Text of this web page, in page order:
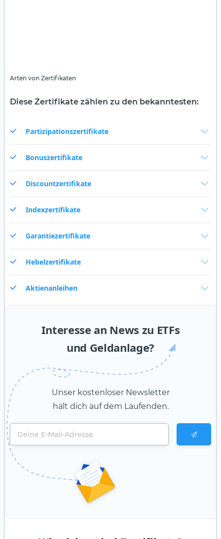
Arten von Zertifikaten
Diese Zertifikate zählen zu den bekanntesten:
Partizipationszertifikate
Bonuszertifikate
Discountzertifikate
Indexzertifikate
Garantiezertifikate
Hebelzertifikate
Aktienanleihen
Interesse an News zu ETFs
und Geldanlage?
Unser kostenloser Newsletter
hält dich auf dem Laufenden.